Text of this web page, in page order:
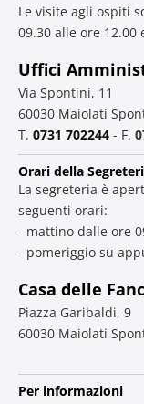
Le visite agli ospiti
09.30 alle ore 12.00
Uffici
Via Spontini, 11
60030 Maiolati
T. 0731 702244 - F.
Orari della
La segreteria è
seguenti orari:
- mattino dalle ore
- pomeriggio su
Casa delle
Piazza Garibaldi, 9
60030 Maiolati
Per informazioni